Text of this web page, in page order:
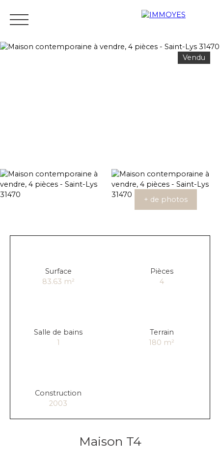
Vendu
+ de photos
Surface
83.63 m²
Pièces
4
Salle de bains
1
Terrain
180 m²
Construction
2003
Maison T4